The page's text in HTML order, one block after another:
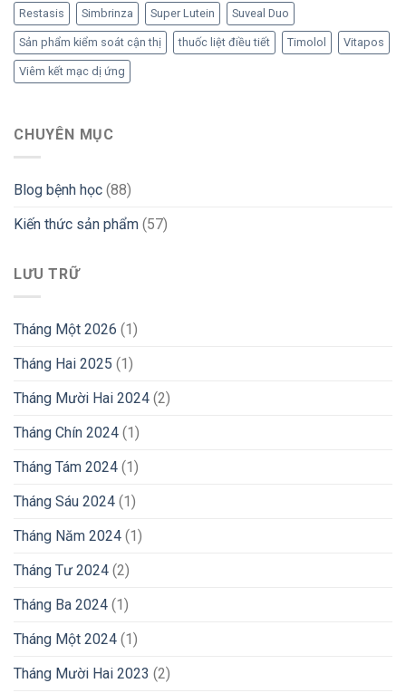
Restasis Simbrinza Super Lutein Suveal Duo
Sản phẩm kiểm soát cận thị thuốc liệt điều tiết Timolol Vitapos
Viêm kết mạc dị ứng
CHUYÊN MỤC
Blog bệnh học (88)
Kiến thức sản phẩm (57)
LƯU TRỮ
Tháng Một 2026 (1)
Tháng Hai 2025 (1)
Tháng Mười Hai 2024 (2)
Tháng Chín 2024 (1)
Tháng Tám 2024 (1)
Tháng Sáu 2024 (1)
Tháng Năm 2024 (1)
Tháng Tư 2024 (2)
Tháng Ba 2024 (1)
Tháng Một 2024 (1)
Tháng Mười Hai 2023 (2)